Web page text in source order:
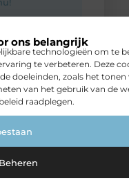
ons belangrijk
technologieën om te
te verbeteren. Deze
doeleinden, zoals het tonen
van het gebruik van de
raadplegen.
(81 )
(74 )
(45 )
Their